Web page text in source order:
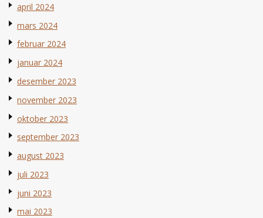
april 2024
mars 2024
februar 2024
januar 2024
desember 2023
november 2023
oktober 2023
september 2023
august 2023
juli 2023
juni 2023
mai 2023